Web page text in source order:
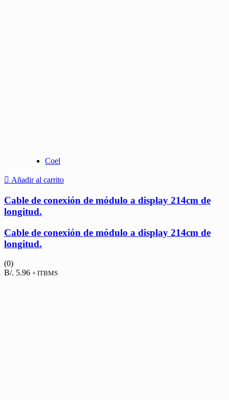
Coel
Añadir al carrito
Cable de conexión de módulo a display 214cm de
longitud.
Cable de conexión de módulo a display 214cm de
longitud.
(0)
B/. 5.96 + ITBMS